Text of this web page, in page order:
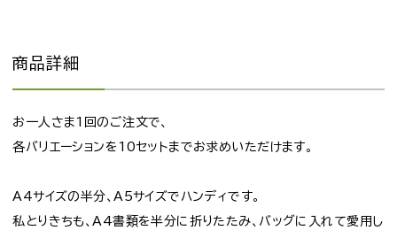
商品詳細
お一人さま1回のご注文で、
各バリエーションを10セットまでお求めいただけます。
A4サイズの半分、A5サイズでハンディです。
私とりきちも、A4書類を半分に折りたたみ、バッグに入れて愛用し